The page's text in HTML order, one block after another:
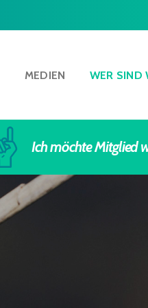
MEDIEN WER SIND
Ich möchte Mitglied